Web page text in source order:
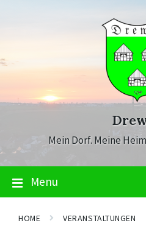
Mein Dorf. Meine
Menu
HOME VERANSTALTUNGEN